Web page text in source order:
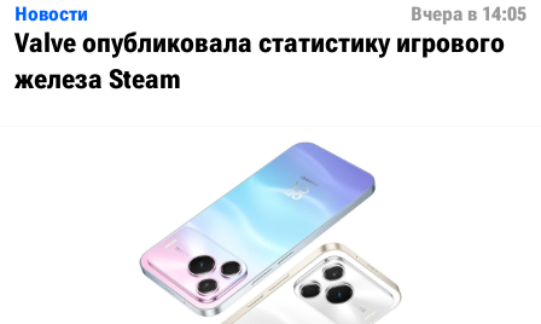
Новости Вчера в 14:05
Valve опубликовала статистику игрового
железа Steam